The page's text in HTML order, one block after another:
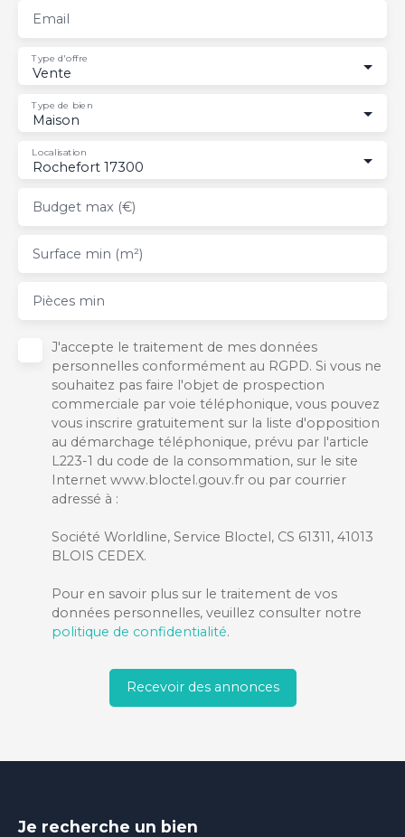
Email
Vente
Type d'offre
Maison
Type de bien
Rochefort 17300
Localisation
Budget max (€)
Surface min (m²)
Pièces min
J'accepte le traitement de mes données
personnelles conformément au RGPD. Si vous ne
souhaitez pas faire l'objet de prospection
commerciale par voie téléphonique, vous pouvez
vous inscrire gratuitement sur la liste d'opposition
au démarchage téléphonique, prévu par l'article
L223-1 du code de la consommation, sur le site
Internet www.bloctel.gouv.fr ou par courrier
adressé à :
Société Worldline, Service Bloctel, CS 61311, 41013
BLOIS CEDEX.
Pour en savoir plus sur le traitement de vos
données personnelles, veuillez consulter notre
politique de confidentialité.
Recevoir des annonces
Je recherche un bien